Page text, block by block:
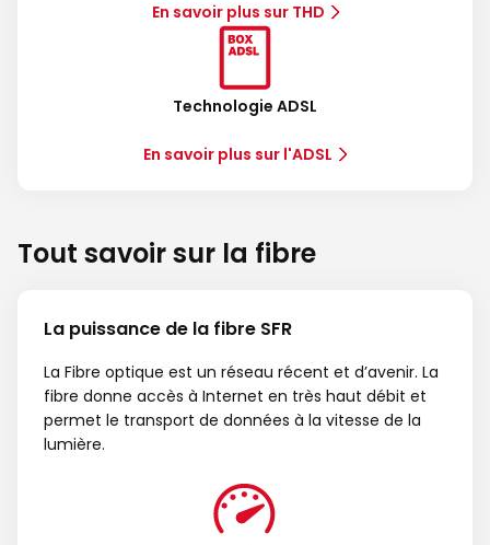
En savoir plus sur THD
Technologie ADSL
En savoir plus sur l'ADSL
Tout savoir sur la fibre
La puissance de la fibre SFR
La Fibre optique est un réseau récent et d’avenir. La
fibre donne accès à Internet en très haut débit et
permet le transport de données à la vitesse de la
lumière.